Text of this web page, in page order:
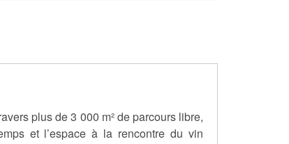
plus de 3 000 m² de parcours libre,
et l’espace à la rencontre du vin